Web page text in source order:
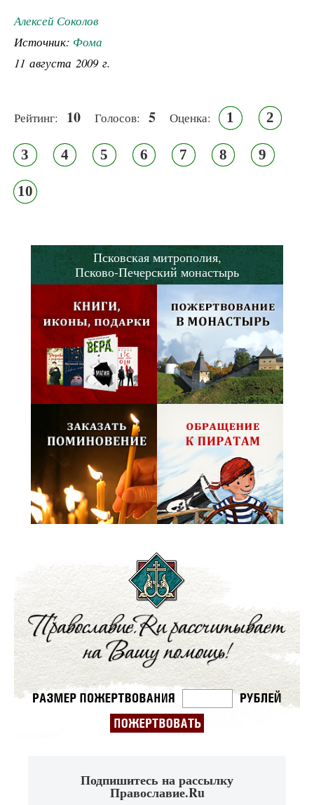
Алексей Соколов
Источник: Фома
11 августа 2009 г.
Рейтинг: 10 Голосов: 5 Оценка: 1 2
3 4 5 6 7 8 9
10
Псковская митрополия,
Псково-Печерский монастырь
Подпишитесь на рассылку
Православие.Ru